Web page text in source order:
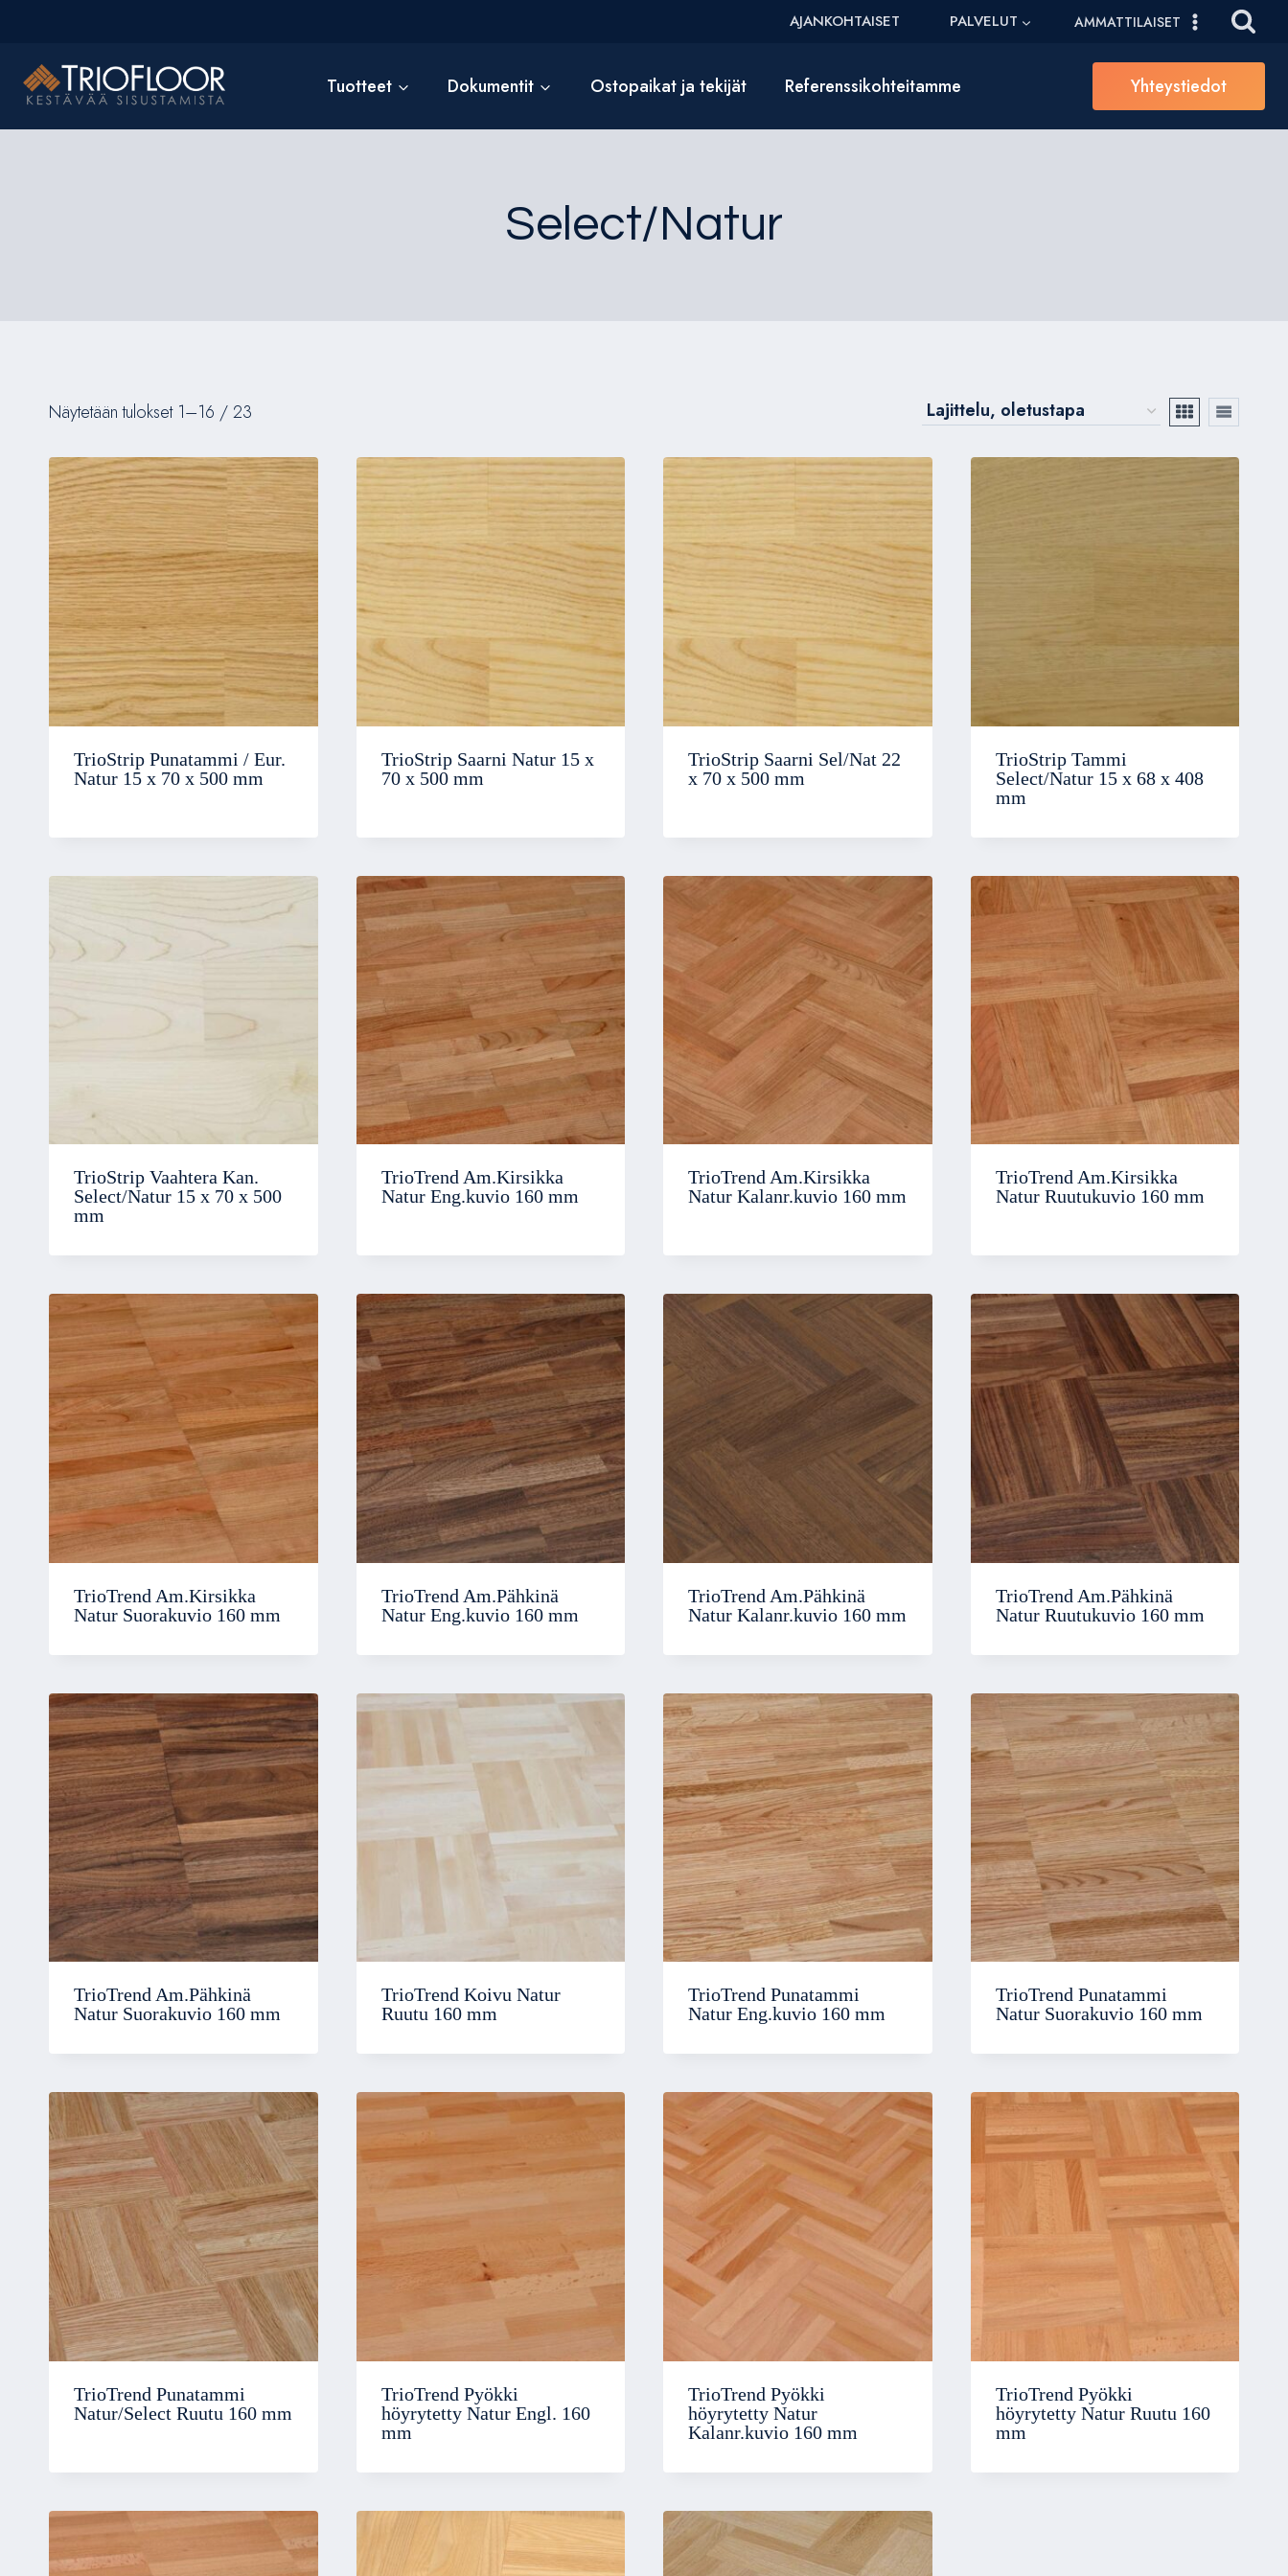
AJANKOHTAISET PALVELUT AMMATTILAISET
Tuotteet Dokumentit Ostopaikat ja tekijät Referenssikohteitamme Yhteystiedot
Select/Natur
Näytetään tulokset 1–16 / 23
TrioStrip Punatammi / Eur.
Natur 15 x 70 x 500 mm
TrioStrip Saarni Natur 15 x
70 x 500 mm
TrioStrip Saarni Sel/Nat 22
x 70 x 500 mm
TrioStrip Tammi
Select/Natur 15 x 68 x 408
mm
TrioStrip Vaahtera Kan.
Select/Natur 15 x 70 x 500
mm
TrioTrend Am.Kirsikka
Natur Eng.kuvio 160 mm
TrioTrend Am.Kirsikka
Natur Kalanr.kuvio 160 mm
TrioTrend Am.Kirsikka
Natur Ruutukuvio 160 mm
TrioTrend Am.Kirsikka
Natur Suorakuvio 160 mm
TrioTrend Am.Pähkinä
Natur Eng.kuvio 160 mm
TrioTrend Am.Pähkinä
Natur Kalanr.kuvio 160 mm
TrioTrend Am.Pähkinä
Natur Ruutukuvio 160 mm
TrioTrend Am.Pähkinä
Natur Suorakuvio 160 mm
TrioTrend Koivu Natur
Ruutu 160 mm
TrioTrend Punatammi
Natur Eng.kuvio 160 mm
TrioTrend Punatammi
Natur Suorakuvio 160 mm
TrioTrend Punatammi
Natur/Select Ruutu 160 mm
TrioTrend Pyökki
höyrytetty Natur Engl. 160
mm
TrioTrend Pyökki
höyrytetty Natur
Kalanr.kuvio 160 mm
TrioTrend Pyökki
höyrytetty Natur Ruutu 160
mm